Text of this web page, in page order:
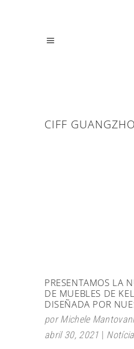
CIFF
PRESENTAMOS LA
DE MUEBLES DE
DISEÑADA POR
porMichele
abril 30, 2021